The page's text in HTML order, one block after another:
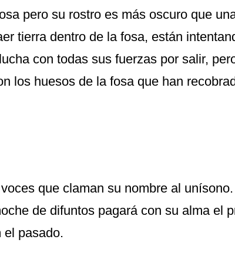
pero su rostro es más oscuro que
tierra dentro de la fosa, están
con todas sus fuerzas por salir,
los huesos de la fosa que han
que claman su nombre al
de difuntos pagará con su alma el
el pasado.